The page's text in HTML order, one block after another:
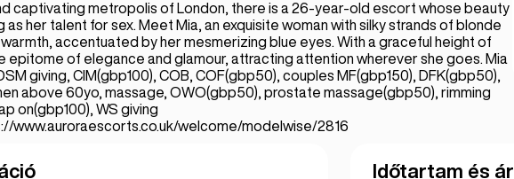
captivating metropolis of London, there is a 26-year-old escort whose beauty
as her talent for sex. Meet Mia, an exquisite woman with silky strands of blonde
warmth, accentuated by her mesmerizing blue eyes. With a graceful height of
epitome of elegance and glamour, attracting attention wherever she goes. Mia
giving, CIM(gbp100), COB, COF(gbp50), couples MF(gbp150), DFK(gbp50),
above 60yo, massage, OWO(gbp50), prostate massage(gbp50), rimming
on(gbp100), WS giving
www.auroraescorts.co.uk/welcome/modelwise/2816
Időtartam és ár